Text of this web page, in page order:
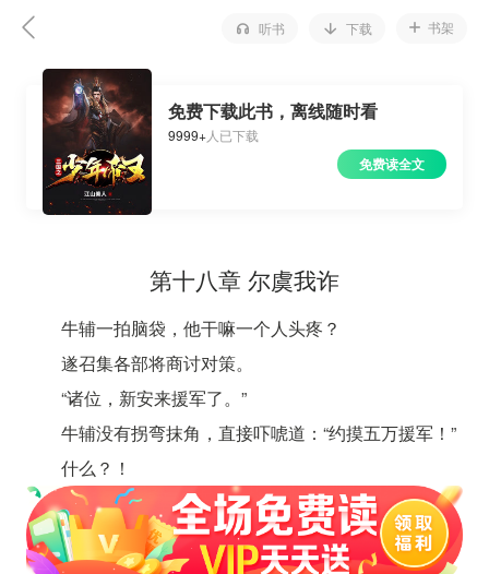
听书 下载 书架
免费下载此书，离线随时看
9999+人已下载
免费读全文
第十八章 尔虞我诈
牛辅一拍脑袋，他干嘛一个人头疼？
遂召集各部将商讨对策。
“诸位，新安来援军了。”
牛辅没有拐弯抹角，直接吓唬道：“约摸五万援军！”
什么？！